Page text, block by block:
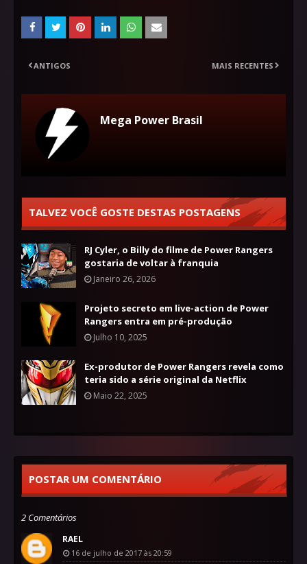
MAIS RECENTES
ANTIGOS
Mega Power Brasil
TALVEZ VOCÊ GOSTE DESTAS POSTAGENS
RJ Cyler, o Billy do filme de Power Rangers
gostaria de voltar à franquia
Janeiro 26, 2026
Projeto secreto em live-action de Power
Rangers entra em pré-produção
Julho 10, 2025
Ex-produtor de Power Rangers revela como
teria sido a série original da Netflix
Maio 22, 2025
POSTAR UM COMENTÁRIO
2 Comentários
RAEL
16 de julho de 2017 às 20:59